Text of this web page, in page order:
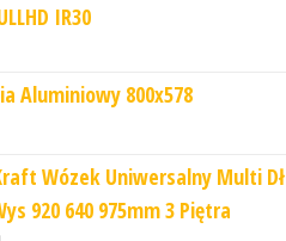
IR30
Aluminiowy 800x578
Wózek Uniwersalny Multi Dł
920 640 975mm 3 Piętra